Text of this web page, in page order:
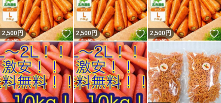
2,500円 いいね！
2,500円 いいね！
2,500円